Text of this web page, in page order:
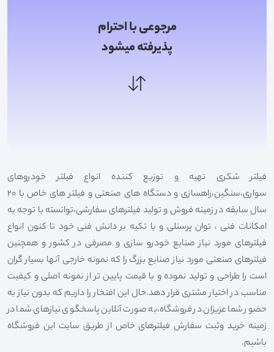
مرجوعی با احترام
پذیرفته میشود
فیلتر شکری تهیه و توزیع کننده انواع فیلتر خودروهای
سواری،سنگین،راهسازی و دستگاه های صنعتی و فیلتر های خاص با 20
سال سابقه در زمینه فروش و تولید فیلترهای سفارشی،توانسته با توجه به
امکانات فنی ، توان پرسنلی و با تکیه بر دانش فنی خود تا کنون انواع
فیلترهای مورد نیاز صنایع خودرو سازی و مصرفی در کشور و همچنین
فیلترهای صنعتی مورد نیاز صنایع بزرگ را که نمونه خارجی آنها بسیار گران
است را طراحی و تولید نموده و با قیمت پایین تر از نمونه اصلی و کیفیت
مناسب در اختیار مشتری قرار دهد.حال این افتخار را داریم که بدون نیاز به
حضور شما عزیزان در فروشگاه،به صورت آنلاین پاسخگوی نیازهای شما در
زمینه خرید وثبت سفارش فیلترهای خاص از طریق سایت این فروشگاه
باشیم.